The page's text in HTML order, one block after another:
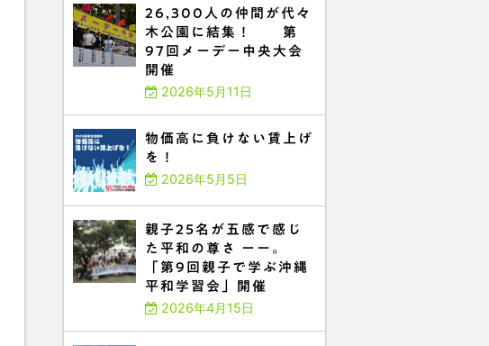
26,300人の仲間が代々
木公園に結集！ 第
97回メーデー中央大会
開催
2026年5月11日
物価高に負けない賃上げ
を！
2026年5月5日
親子25名が五感で感じ
た平和の尊さ ーー。
「第9回親子で学ぶ沖縄
平和学習会」開催
2026年4月15日